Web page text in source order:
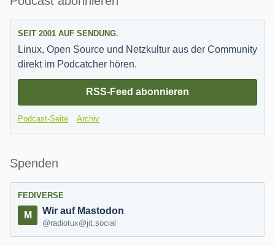
SEIT 2001 AUF SENDUNG.
Linux, Open Source und Netzkultur aus der Community
direkt im Podcatcher hören.
RSS-Feed abonnieren
Podcast-Seite Archiv
Spenden
FEDIVERSE
Wir auf Mastodon
@radiotux@jit.social